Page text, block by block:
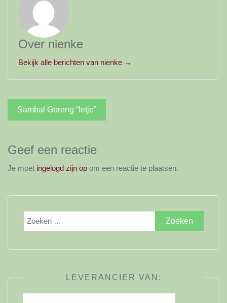
Over nienke
Bekijk alle berichten van nienke →
Bericht
navigatie
Sambal Goreng “Ietje”
Geef een reactie
Je moet ingelogd zijn op om een reactie te plaatsen.
Zoeken
naar:
LEVERANCIER VAN: